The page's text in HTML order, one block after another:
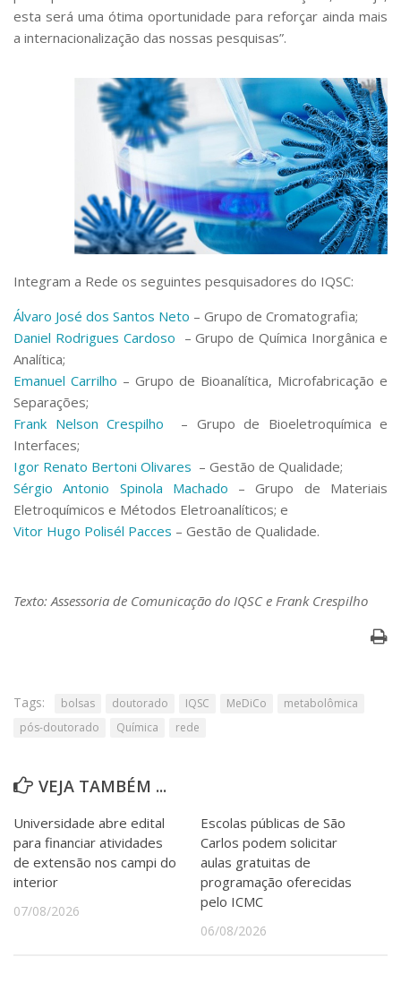
esta será uma ótima oportunidade para reforçar ainda mais
a internacionalização das nossas pesquisas”.
Integram a Rede os seguintes pesquisadores do IQSC:
Álvaro José dos Santos Neto – Grupo de Cromatografia;
Daniel Rodrigues Cardoso – Grupo de Química Inorgânica e
Analítica;
Emanuel Carrilho – Grupo de Bioanalítica, Microfabricação e
Separações;
Frank Nelson Crespilho – Grupo de Bioeletroquímica e
Interfaces;
Igor Renato Bertoni Olivares – Gestão de Qualidade;
Sérgio Antonio Spinola Machado – Grupo de Materiais
Eletroquímicos e Métodos Eletroanalíticos; e
Vitor Hugo Polisél Pacces – Gestão de Qualidade.
Texto: Assessoria de Comunicação do IQSC e Frank Crespilho
Tags: bolsas doutorado IQSC MeDiCo
metabolômica
pós-doutorado
Química rede
VEJA TAMBÉM ...
Universidade abre edital
para financiar atividades
de extensão nos campi do
interior
07/08/2026
Escolas públicas de São
Carlos podem solicitar
aulas gratuitas de
programação oferecidas
pelo ICMC
06/08/2026